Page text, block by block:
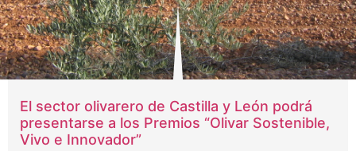
El sector olivarero de Castilla y León podrá
presentarse a los Premios “Olivar Sostenible,
Vivo e Innovador”